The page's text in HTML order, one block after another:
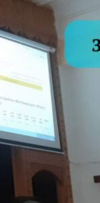
освіта
для викладачів
для студентів
інформальну освіту